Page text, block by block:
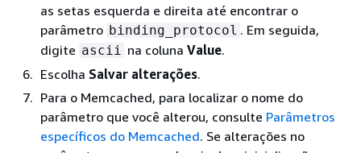
as setas esquerda e direita até encontrar o
parâmetro binding_protocol . Em seguida,
digite ascii na coluna Value.
Escolha Salvar alterações.
Para o Memcached, para localizar o nome do
parâmetro que você alterou, consulte Parâmetros
específicos do Memcached. Se alterações no